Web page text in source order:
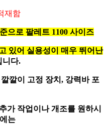
재함
으로 팔레트 1100 사이즈
있어 실용성이 매우 뛰어난
다.
깔이 고정 장치, 강력바 포
추가 작업 이나개조를 원하시
는